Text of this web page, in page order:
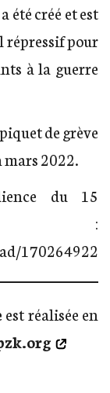
été créé et est
pour
à la guerre
de grève
mars 2022.
du 15
ici :
est réalisée en